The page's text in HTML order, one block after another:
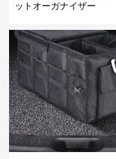
ットオーガナイザー